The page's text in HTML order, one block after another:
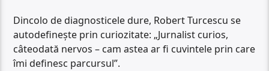
Dincolo de diagnosticele dure, Robert Turcescu se
autodefinește prin curiozitate: „Jurnalist curios,
câteodată nervos – cam astea ar fi cuvintele prin care
îmi definesc parcursul”.